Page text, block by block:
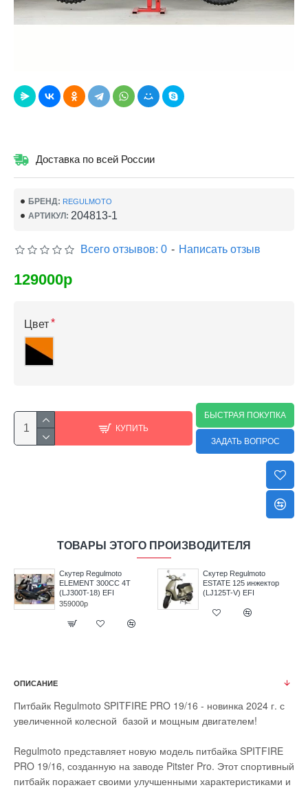
Доставка по всей России
БРЕНД: REGULMOTO
АРТИКУЛ: 204813-1
Всего отзывов: 0 - Написать отзыв
129000р
Цвет
КУПИТЬ
БЫСТРАЯ ПОКУПКА
ЗАДАТЬ ВОПРОС
ТОВАРЫ ЭТОГО ПРОИЗВОДИТЕЛЯ
Скутер Regulmoto
ELEMENT 300CC 4T
(LJ300T-18) EFI
359000р
Скутер Regulmoto
ESTATE 125 инжектор
(LJ125T-V) EFI
ОПИСАНИЕ
Питбайк Regulmoto SPITFIRE PRO 19/16 - новинка 2024 г. с
увеличенной колесной базой и мощным двигателем!
Regulmoto представляет новую модель питбайка SPITFIRE
PRO 19/16, созданную на заводе Pitster Pro. Этот спортивный
питбайк поражает своими улучшенными характеристиками и